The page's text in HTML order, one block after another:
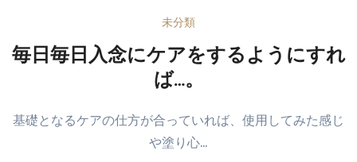
未分類
毎日毎日入念にケアをするようにすれ
ば…。
基礎となるケアの仕方が合っていれば、使用してみた感じ
や塗り心…